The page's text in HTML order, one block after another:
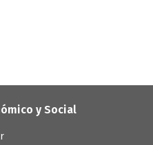
y Social